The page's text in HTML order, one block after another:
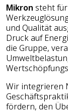
Mikron steht
und Qualität
Druck auf
die Gruppe,
Wir integrieren
fördern, den